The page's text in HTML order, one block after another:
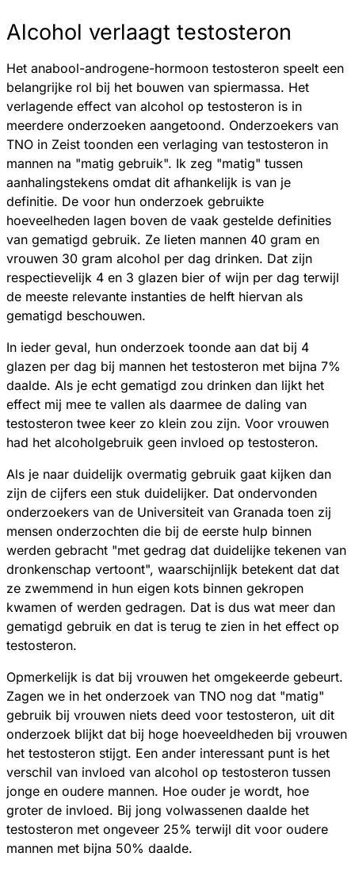
Alcohol verlaagt testosteron
Het anabool-androgene-hormoon testosteron speelt een
belangrijke rol bij het bouwen van spiermassa. Het
verlagende effect van alcohol op testosteron is in
meerdere onderzoeken aangetoond. Onderzoekers van
TNO in Zeist toonden een verlaging van testosteron in
mannen na "matig gebruik". Ik zeg "matig" tussen
aanhalingstekens omdat dit afhankelijk is van je
definitie. De voor hun onderzoek gebruikte
hoeveelheden lagen boven de vaak gestelde definities
van gematigd gebruik. Ze lieten mannen 40 gram en
vrouwen 30 gram alcohol per dag drinken. Dat zijn
respectievelijk 4 en 3 glazen bier of wijn per dag terwijl
de meeste relevante instanties de helft hiervan als
gematigd beschouwen.
In ieder geval, hun onderzoek toonde aan dat bij 4
glazen per dag bij mannen het testosteron met bijna 7%
daalde. Als je echt gematigd zou drinken dan lijkt het
effect mij mee te vallen als daarmee de daling van
testosteron twee keer zo klein zou zijn. Voor vrouwen
had het alcoholgebruik geen invloed op testosteron.
Als je naar duidelijk overmatig gebruik gaat kijken dan
zijn de cijfers een stuk duidelijker. Dat ondervonden
onderzoekers van de Universiteit van Granada toen zij
mensen onderzochten die bij de eerste hulp binnen
werden gebracht "met gedrag dat duidelijke tekenen van
dronkenschap vertoont", waarschijnlijk betekent dat dat
ze zwemmend in hun eigen kots binnen gekropen
kwamen of werden gedragen. Dat is dus wat meer dan
gematigd gebruik en dat is terug te zien in het effect op
testosteron.
Opmerkelijk is dat bij vrouwen het omgekeerde gebeurt.
Zagen we in het onderzoek van TNO nog dat "matig"
gebruik bij vrouwen niets deed voor testosteron, uit dit
onderzoek blijkt dat bij hoge hoeveeldheden bij vrouwen
het testosteron stijgt. Een ander interessant punt is het
verschil van invloed van alcohol op testosteron tussen
jonge en oudere mannen. Hoe ouder je wordt, hoe
groter de invloed. Bij jong volwassenen daalde het
testosteron met ongeveer 25% terwijl dit voor oudere
mannen met bijna 50% daalde.